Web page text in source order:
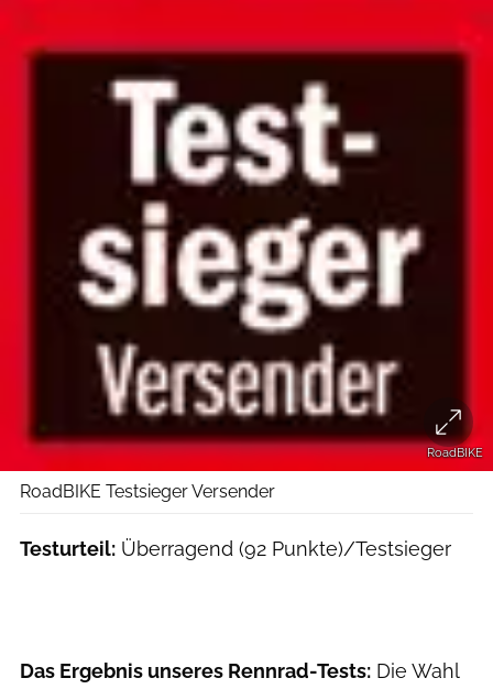
RoadBIKE
RoadBIKE Testsieger Versender
Testurteil: Überragend (92 Punkte)/Testsieger
Das Ergebnis unseres Rennrad-Tests: Die Wahl